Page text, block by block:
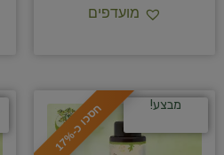
מועדפים
ח
ס
כ
ו
כ
-
1
7
% מבצע!